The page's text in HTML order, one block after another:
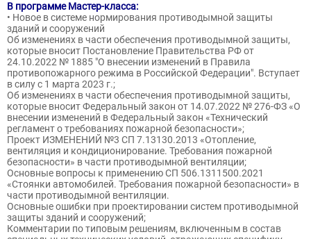
В программе Мастер-класса:
• Новое в системе нормирования противодымной защиты
зданий и сооружений
Об изменениях в части обеспечения противодымной защиты,
которые вносит Постановление Правительства РФ от
24.10.2022 № 1885 "О внесении изменений в Правила
противопожарного режима в Российской Федерации". Вступает
в силу с 1 марта 2023 г.;
Об изменениях в части обеспечения противодымной защиты,
которые вносит Федеральный закон от 14.07.2022 № 276-ФЗ «О
внесении изменений в Федеральный закон «Технический
регламент о требованиях пожарной безопасности»;
Проект ИЗМЕНЕНИЙ №3 СП 7.13130.2013 «Отопление,
вентиляция и кондиционирование. Требования пожарной
безопасности» в части противодымной вентиляции;
Основные вопросы к применению СП 506.1311500.2021
«Стоянки автомобилей. Требования пожарной безопасности» в
части противодымной вентиляции.
Основные ошибки при проектировании систем противодымной
защиты зданий и сооружений;
Комментарии по типовым решениям, включенным в состав